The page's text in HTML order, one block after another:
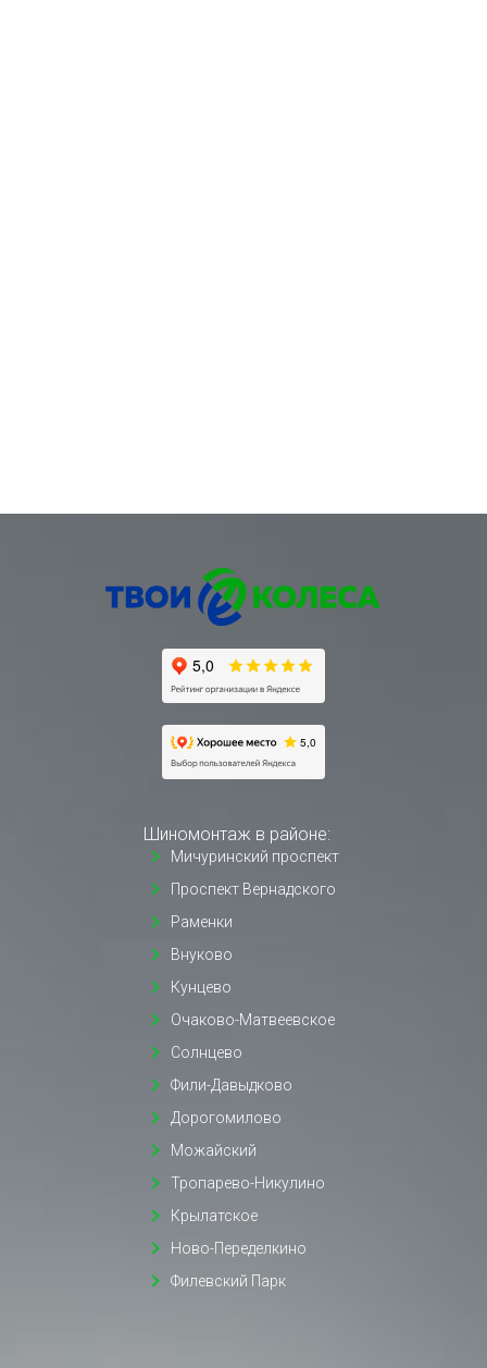
Шиномонтаж в районе:
Мичуринский проспект
Проспект Вернадского
Раменки
Внуково
Кунцево
Очаково-Матвеевское
Солнцево
Фили-Давыдково
Дорогомилово
Можайский
Тропарево-Никулино
Крылатское
Ново-Переделкино
Филевский Парк